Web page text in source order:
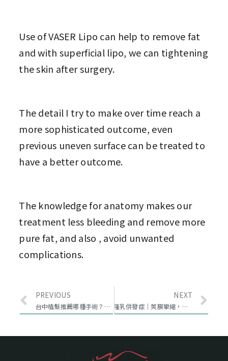
Use of VASER Lipo can help to remove fat
and with superficial lipo, we can tightening
the skin after surgery.
The detail I try to make over time reach a
more sophisticated outcome, even
previous uneven surface can be treated to
have a better outcome.
The knowledge for anatomy makes our
treatment less bleeding and remove more
pure fat, and also , avoid unwanted
complications.
PREVIOUS
台中植髮推薦哪種手術？FUT、FUE、ARTAS三種手術效果比較一次告訴你
NEXT
隆乳併發症｜莢膜攣縮，如何預防與處理